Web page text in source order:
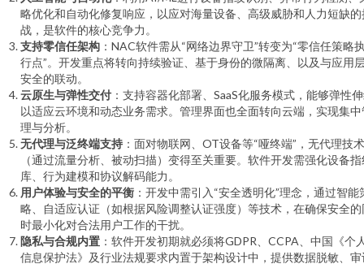
略优化和自动化修复响应，以应对海量设备、高级威胁和人力短缺的
战，是软件的核心竞争力。
支持零信任架构 ：NAC软件需从“网络边界守卫”转变为“零信任策略
行点”。开发重点将转向持续验证、基于身份的微隔离、以及与应用
安全的联动。
云原生与弹性交付 ：支持容器化部署、SaaS化服务模式，能够弹性
以适应云环境和动态业务需求。管理界面也全面转向云端，实现集中
理与分析。
无代理与泛终端支持 ：面对物联网、OT设备等“哑终端”，无代理技术
（通过流量分析、被动扫描）变得至关重要。软件开发需强化设备
库、行为建模和协议解码能力。
用户体验与安全的平衡 ：开发中需引入“安全透明化”理念，通过智能
略、自适应认证（如根据风险调整认证强度）等技术，在确保安全的
时最小化对合法用户工作的干扰。
隐私与合规内置 ：软件开发初期就必须将GDPR、CCPA、中国《个
信息保护法》及行业法规要求内置于架构设计中，提供数据脱敏、审